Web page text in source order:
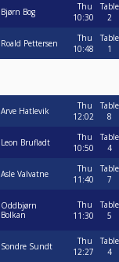
Bjørn Bog
Thu
10:30
Table
2
Roald Pettersen
Thu
10:48
Table
1
Arve Hatlevik
Thu
12:02
Table
8
Leon Brufladt
Thu
10:50
Table
4
Asle Valvatne
Thu
11:40
Table
7
Oddbjørn
Bolkan
Thu
11:30
Table
5
Sondre Sundt
Thu
12:27
Table
4